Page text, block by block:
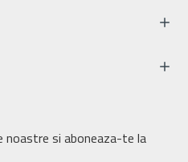
si aboneaza-te la